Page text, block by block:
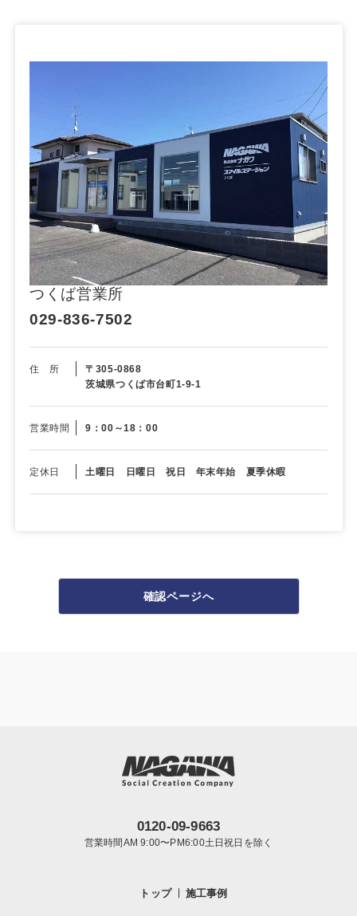
つくば営業所
029-836-7502
住 所
〒305-0868
茨城県つくば市台町1-9-1
営業時間 9：00～18：00
定休日 土曜日 日曜日 祝日 年末年始 夏季休暇
確認ページへ
0120-09-9663
営業時間AM 9:00〜PM6:00土日祝日を除く
トップ 施工事例